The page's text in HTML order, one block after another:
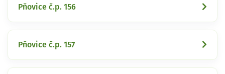
Pňovice č.p. 156
Pňovice č.p. 157